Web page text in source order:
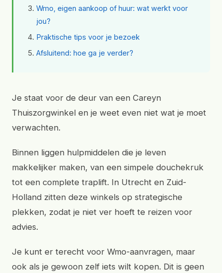
Wmo, eigen aankoop of huur: wat werkt voor
jou?
Praktische tips voor je bezoek
Afsluitend: hoe ga je verder?
Je staat voor de deur van een Careyn
Thuiszorgwinkel en je weet even niet wat je moet
verwachten.
Binnen liggen hulpmiddelen die je leven
makkelijker maken, van een simpele douchekruk
tot een complete traplift. In Utrecht en Zuid-
Holland zitten deze winkels op strategische
plekken, zodat je niet ver hoeft te reizen voor
advies.
Je kunt er terecht voor Wmo-aanvragen, maar
ook als je gewoon zelf iets wilt kopen. Dit is geen